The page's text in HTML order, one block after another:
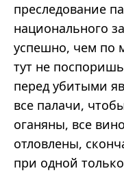
преследование
национального
успешно, чем по
тут не
перед убитыми
все палачи,
оганяны, все
отловлены,
при одной